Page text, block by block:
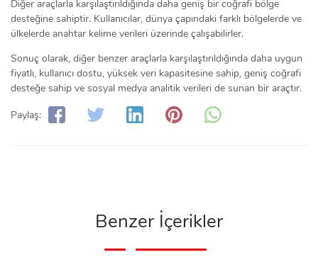
Diğer araçlarla karşılaştırıldığında daha geniş bir coğrafi bölge
desteğine sahiptir. Kullanıcılar, dünya çapındaki farklı bölgelerde ve
ülkelerde anahtar kelime verileri üzerinde çalışabilirler.
Sonuç olarak, diğer benzer araçlarla karşılaştırıldığında daha uygun
fiyatlı, kullanıcı dostu, yüksek veri kapasitesine sahip, geniş coğrafi
desteğe sahip ve sosyal medya analitik verileri de sunan bir araçtır.
Paylaş:
Benzer İçerikler